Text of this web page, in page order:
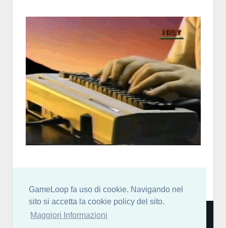
GameLoop fa uso di cookie. Navigando nel
sito si accetta la cookie policy del sito.
Maggiori Informazioni
Community italiana per sviluppatori di videogiochi: news,
blog, forum, chat discord, risorse, guide, tutorial e molto